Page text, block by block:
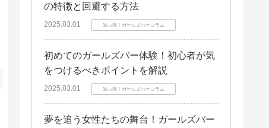
の特徴と回避する方法
2025.03.01 知っ得！ガールズバーコラム
初めてのガールズバー体験！初心者が気
をつけるべきポイントを解説
2025.03.01 知っ得！ガールズバーコラム
夢を追う女性たちの舞台！ガールズバー